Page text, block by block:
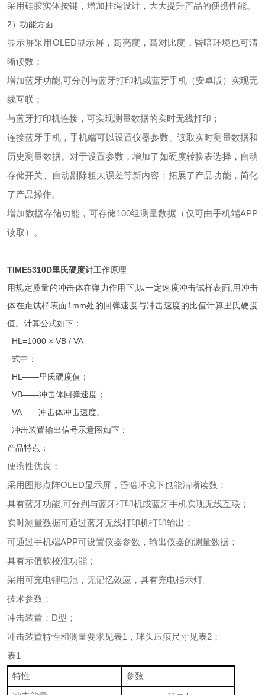
采用硅胶实体按键，增加挂绳设计，大大提升产品的便携性能。
2）功能方面
显示屏采用OLED显示屏，高亮度，高对比度，昏暗环境也可清
晰读数；
增加蓝牙功能,可分别与蓝牙打印机或蓝牙手机（安卓版）实现无
线互联；
与蓝牙打印机连接，可实现测量数据的实时无线打印；
连接蓝牙手机，手机端可以设置仪器参数、读取实时测量数据和
历史测量数据。对于设置参数，增加了如硬度转换表选择，自动
存储开关、自动剔除粗大误差等新内容；拓展了产品功能，简化
了产品操作。
增加数据存储功能，可存储100组测量数据（仅可由手机端APP
读取）。
TIME5310D里氏硬度计工作原理
用规定质量的冲击体在弹力作用下,以一定速度冲击试样表面,用冲击
体在距试样表面1mm处的回弹速度与冲击速度的比值计算里氏硬度
值。计算公式如下：
HL=1000 × VB / VA
式中：
HL——里氏硬度值；
VB——冲击体回弹速度；
VA——冲击体冲击速度。
冲击装置输出信号示意图如下：
产品特点：
便携性优良；
采用图形点阵OLED显示屏，昏暗环境下也能清晰读数；
具有蓝牙功能,可分别与蓝牙打印机或蓝牙手机实现无线互联；
实时测量数据可通过蓝牙无线打印机打印输出；
可通过手机端APP可设置仪器参数，输出仪器的测量数据；
具有示值软校准功能；
采用可充电锂电池，无记忆效应，具有充电指示灯。
技术参数：
冲击装置：D型；
冲击装置特性和测量要求见表1，球头压痕尺寸见表2；
表1
特性
参数